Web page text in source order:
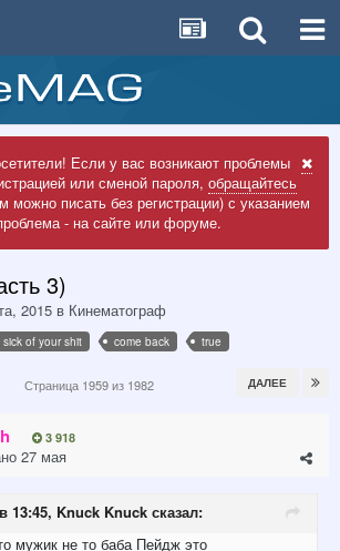
Если у вас возникают проблемы
или сменой пароля, обращайтесь
можно писать без регистрации) с указанием
- на сайте или форуме.
3)
2015 в Кинематограф
sick of your shit come back true
ДАЛЕЕ
Страница 1959 из 1982
3 918
27 мая
13:45, Knuck Knuck сказал:
мужик не то баба Пейдж это